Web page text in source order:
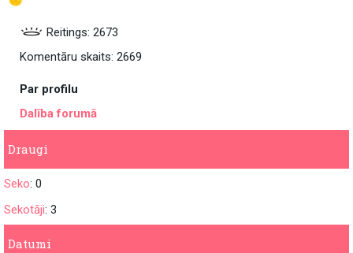
Reitings: 2673
Komentāru skaits: 2669
Par profilu
Dalība forumā
Draugi
Seko: 0
Sekotāji: 3
Datumi